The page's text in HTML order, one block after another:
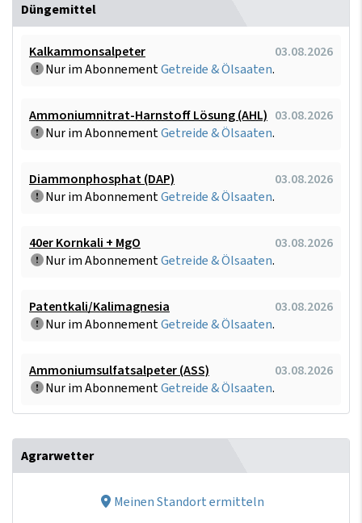
Düngemittel
Kalkammonsalpeter
03.08.2026
Nur im AbonnementGetreide & Ölsaaten.
Ammoniumnitrat-Harnstoff Lösung (AHL) 03.08.2026
Nur im AbonnementGetreide & Ölsaaten.
Diammonphosphat (DAP)
03.08.2026
Nur im AbonnementGetreide & Ölsaaten.
40er Kornkali + MgO
03.08.2026
Nur im AbonnementGetreide & Ölsaaten.
Patentkali/Kalimagnesia
03.08.2026
Nur im AbonnementGetreide & Ölsaaten.
Ammoniumsulfatsalpeter (ASS)
03.08.2026
Nur im AbonnementGetreide & Ölsaaten.
Agrarwetter
Meinen Standort ermitteln